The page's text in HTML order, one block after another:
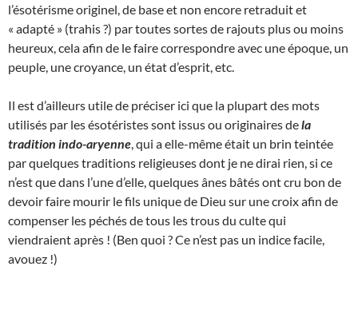
l’ésotérisme originel, de base et non encore retraduit et
« adapté » (trahis ?) par toutes sortes de rajouts plus ou moins
heureux, cela afin de le faire correspondre avec une époque, un
peuple, une croyance, un état d’esprit, etc.
Il est d’ailleurs utile de préciser ici que la plupart des mots
utilisés par les ésotéristes sont issus ou originaires dela
tradition indo-aryenne , qui a elle-même était un brin teintée
par quelques traditions religieuses dont je ne dirai rien, si ce
n’est que dans l’une d’elle, quelques ânes bâtés ont cru bon de
devoir faire mourir le fils unique de Dieu sur une croix afin de
compenser les péchés de tous les trous du culte qui
viendraient après ! (Ben quoi ? Ce n’est pas un indice facile,
avouez !)